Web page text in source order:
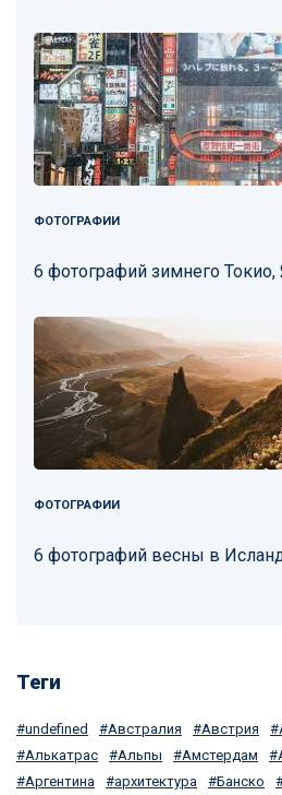
ФОТОГРАФИИ
6 фотографий зимнего Токио,
ФОТОГРАФИИ
6 фотографий весны в
Теги
undefined Австралия Австрия
Алькатрас
Альпы Амстердам
Аргентина
архитектура Банско